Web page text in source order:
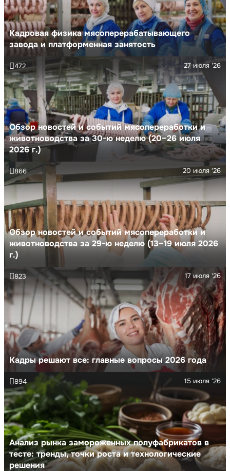
Кадровая физика мясоперерабатывающего
завода и платформенная занятость
Обзор новостей и событий мясопереработки и
животноводства за 30-ю неделю (20–26 июля
2026 г.)
27 июля '26
472
Обзор новостей и событий мясопереработки и
животноводства за 29-ю неделю (13–19 июля 2026
г.)
20 июля '26
866
Кадры решают все: главные вопросы 2026 года
17 июля '26
823
Анализ рынка замороженных полуфабрикатов в
тесте: тренды, точки роста и технологические
решения
15 июля '26
894